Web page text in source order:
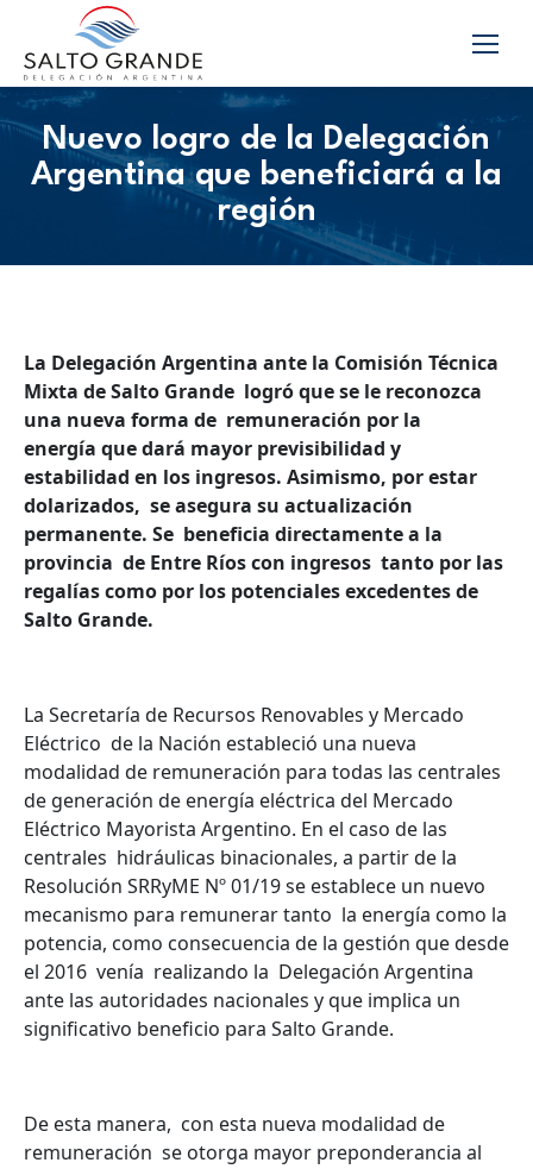
Nuevo logro de la Delegación
Argentina que beneficiará a la
región
La Delegación Argentina ante la Comisión Técnica
Mixta de Salto Grande logró que se le reconozca
una nueva forma de remuneración por la
energía que dará mayor previsibilidad y
estabilidad en los ingresos. Asimismo, por estar
dolarizados, se asegura su actualización
permanente. Se beneficia directamente a la
provincia de Entre Ríos con ingresos tanto por las
regalías como por los potenciales excedentes de
Salto Grande.
La Secretaría de Recursos Renovables y Mercado
Eléctrico de la Nación estableció una nueva
modalidad de remuneración para todas las centrales
de generación de energía eléctrica del Mercado
Eléctrico Mayorista Argentino. En el caso de las
centrales hidráulicas binacionales, a partir de la
Resolución SRRyME Nº 01/19 se establece un nuevo
mecanismo para remunerar tanto la energía como la
potencia, como consecuencia de la gestión que desde
el 2016 venía realizando la Delegación Argentina
ante las autoridades nacionales y que implica un
significativo beneficio para Salto Grande.
De esta manera, con esta nueva modalidad de
remuneración se otorga mayor preponderancia al